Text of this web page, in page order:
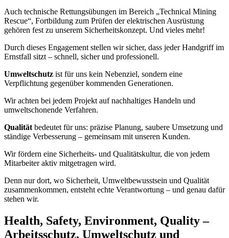
Auch technische Rettungsübungen im Bereich „Technical Mining
Rescue“, Fortbildung zum Prüfen der elektrischen Ausrüstung
gehören fest zu unserem Sicherheitskonzept. Und vieles mehr!
Durch dieses Engagement stellen wir sicher, dass jeder Handgriff im
Ernstfall sitzt – schnell, sicher und professionell.
Umweltschutz ist für uns kein Nebenziel, sondern eine
Verpflichtung gegenüber kommenden Generationen.
Wir achten bei jedem Projekt auf nachhaltiges Handeln und
umweltschonende Verfahren.
Qualität bedeutet für uns: präzise Planung, saubere Umsetzung und
ständige Verbesserung – gemeinsam mit unseren Kunden.
Wir fördern eine Sicherheits- und Qualitätskultur, die von jedem
Mitarbeiter aktiv mitgetragen wird.
Denn nur dort, wo Sicherheit, Umweltbewusstsein und Qualität
zusammenkommen, entsteht echte Verantwortung – und genau dafür
stehen wir.
Health, Safety, Environment, Quality –
Arbeitsschutz, Umweltschutz und